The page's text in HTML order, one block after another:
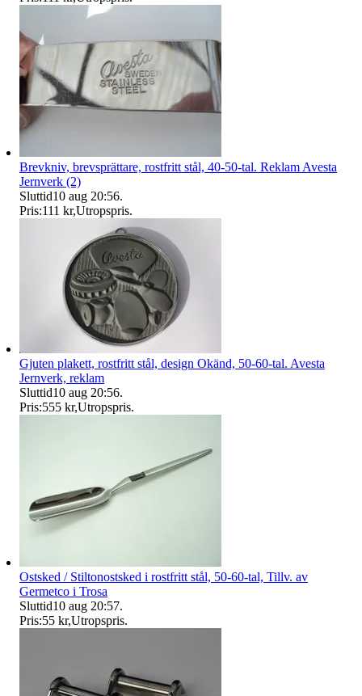
Brevkniv, brevsprättare, rostfritt stål, 40-50-tal. Reklam Avesta
Jernverk (2)
Sluttid10 aug 20:56.
Pris:111 kr,Utropspris.
Gjuten plakett, rostfritt stål, design Okänd, 50-60-tal. Avesta
Jernverk, reklam
Sluttid10 aug 20:56.
Pris:555 kr,Utropspris.
Ostsked / Stiltonostsked i rostfritt stål, 50-60-tal, Tillv. av
Germetco i Trosa
Sluttid10 aug 20:57.
Pris:55 kr,Utropspris.